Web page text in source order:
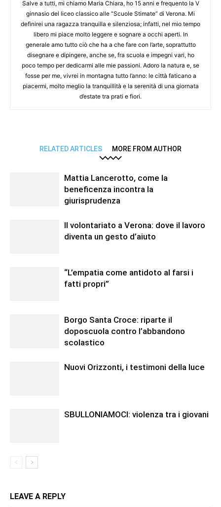
Salve a tutti, mi chiamo Maria Chiara, ho 15 anni e frequento la V
ginnasio del liceo classico alle “Scuole Stimate” di Verona. Mi
definirei una ragazza tranquilla e silenziosa; infatti, nel mio tempo
libero mi piace molto leggere e sognare a occhi aperti. In
generale amo tutto ciò che ha a che fare con l’arte, soprattutto
disegnare e dipingere, anche se, fra scuola e impegni vari, ho
poco tempo per dedicarmi alle mie passioni. Adoro la natura e, se
fosse per me, vivrei in montagna tutto l’anno: le città faticano a
piacermi, molto meglio la tranquillità e la serenità di una giornata
d’estate tra prati e fiori.
RELATED ARTICLES MORE FROM AUTHOR
Mattia Lancerotto, come la
beneficenza incontra la
giurisprudenza
Il volontariato a Verona: dove il lavoro
diventa un gesto d’aiuto
“L’empatia come antidoto al farsi i
fatti propri”
Borgo Santa Croce: riparte il
doposcuola contro l’abbandono
scolastico
Nuovi Orizzonti, i testimoni della luce
SBULLONIAMOCI: violenza tra i giovani
LEAVE A REPLY